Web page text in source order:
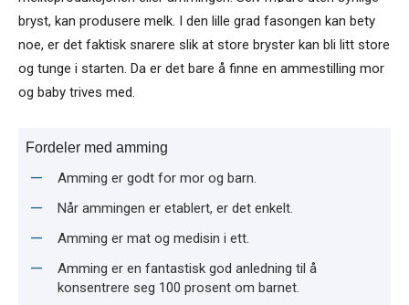
bryst, kan produsere melk. I den lille grad fasongen kan bety
noe, er det faktisk snarere slik at store bryster kan bli litt store
og tunge i starten. Da er det bare å finne en ammestilling mor
og baby trives med.
Fordeler med amming
Amming er godt for mor og barn.
Når ammingen er etablert, er det enkelt.
Amming er mat og medisin i ett.
Amming er en fantastisk god anledning til å
konsentrere seg 100 prosent om barnet.